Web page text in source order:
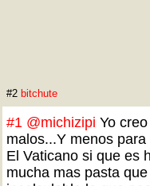
#2 bitchute
#1 @michizipi Yo
malos...Y menos
El Vaticano si que es
mucha mas pasta